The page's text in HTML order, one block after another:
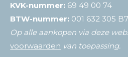
KVK-nummer: 69 49 00 74
BTW-nummer: 001 632 305
Op alle aankopen via deze
voorwaarden van toepassing.